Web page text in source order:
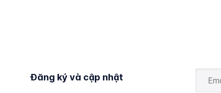
Đăng ký và cập nhật